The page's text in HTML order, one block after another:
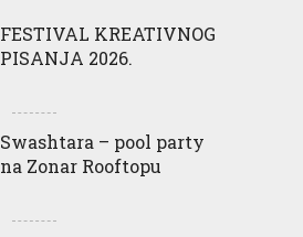
FESTIVAL KREATIVNOG
PISANJA 2026.
Swashtara – pool party
na Zonar Rooftopu